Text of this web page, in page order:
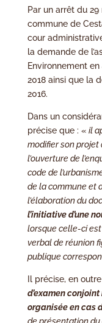
Par un arrêt du
commune de
cour
la demande de
Environnement
2018 ainsi que la
2016.
Dans un
précise que : « il
modifier son projet
l’ouverture de
code de
de la commune et
l’élaboration du
l’initiative d’une
lorsque celle-ci
verbal de réunion
publique
Il précise, en
d’examen
organisée en cas